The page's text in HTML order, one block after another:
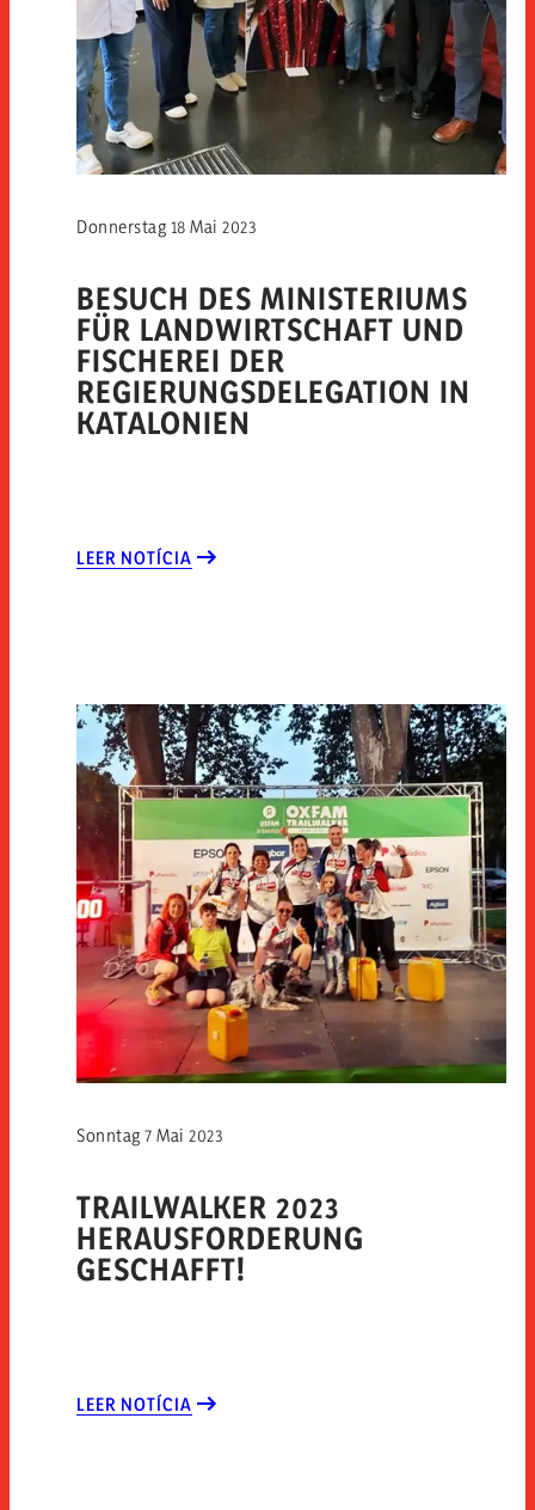
BESUCH DES MINISTERIUMS
FÜR LANDWIRTSCHAFT UND
FISCHEREI DER
REGIERUNGSDELEGATION IN
KATALONIEN
Donnerstag 18 Mai 2023
LEER NOTÍCIA
TRAILWALKER 2023
HERAUSFORDERUNG
GESCHAFFT!
Sonntag 7 Mai 2023
LEER NOTÍCIA